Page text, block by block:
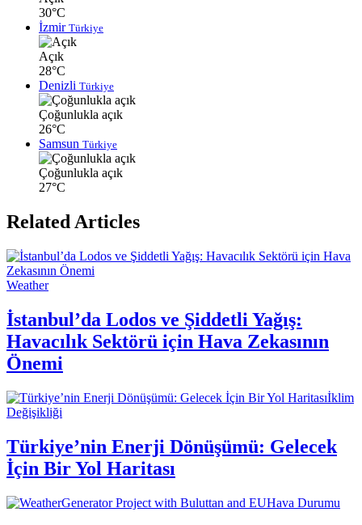
30°C
İzmir Türkiye
Açık
28°C
Denizli Türkiye
Çoğunlukla açık
26°C
Samsun Türkiye
Çoğunlukla açık
27°C
Related Articles
Weather
İstanbul’da Lodos ve Şiddetli Yağış:
Havacılık Sektörü için Hava Zekasının
Önemi
İklim
Değişikliği
Türkiye’nin Enerji Dönüşümü: Gelecek
İçin Bir Yol Haritası
Hava Durumu